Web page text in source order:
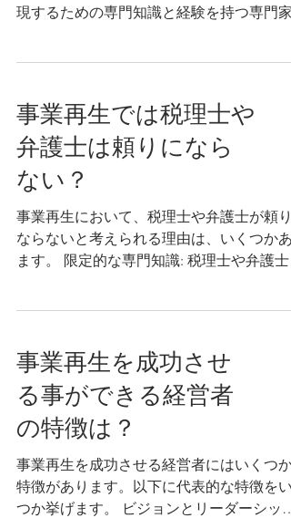
現するための専門知識と経験を持つ専門家
活動します。...
事業再生では税理士や
弁護士は頼りになら
ない？
事業再生において、税理士や弁護士が頼り
ならないと考えられる理由は、いくつかあ
ます。 限定的な専門知識: 税理士や弁護士
ドなど幅広い知識と経験が求めら...
事業再生を成功させ
る事ができる経営者
の特徴は？
事業再生を成功させる経営者にはいくつか
特徴があります。以下に代表的な特徴をい
つか挙げます。 ビジョンとリーダーシップ: